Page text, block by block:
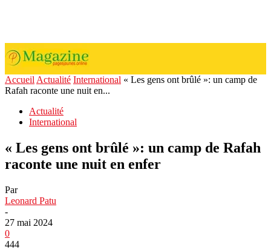
Accueil Actualité International « Les gens ont brûlé »: un camp de
Rafah raconte une nuit en...
Actualité
International
« Les gens ont brûlé »: un camp de Rafah
raconte une nuit en enfer
Par
Leonard Patu
-
27 mai 2024
0
444